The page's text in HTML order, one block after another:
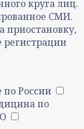
круга лиц.
СМИ.
приостановку,
по России
по